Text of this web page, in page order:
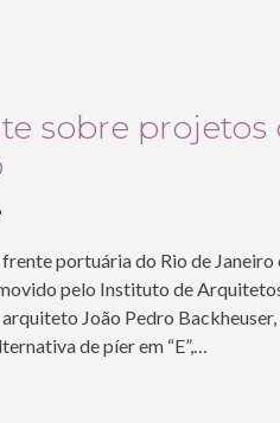
sobre projetos
portuária do Rio de Janeiro
pelo Instituto de
João Pedro
de píer em “E”,…